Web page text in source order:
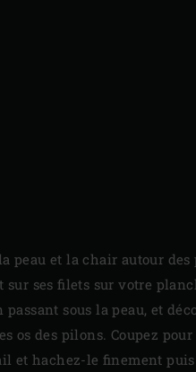
peau et la chair autour
sur ses filets sur votre
passant sous la peau, et
os des pilons. Coupez
et hachez-le finement